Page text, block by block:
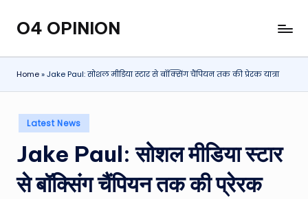
Skip
content
O4 OPINION
Home»Jake Paul: सोशल मीडिया स्टार से बॉक्सिंग चैंपियन तक की प्रेरक यात्रा
Posted
in
Latest News
Jake Paul: सोशल मीडिया स्टार
से बॉक्सिंग चैंपियन तक की प्रेरक